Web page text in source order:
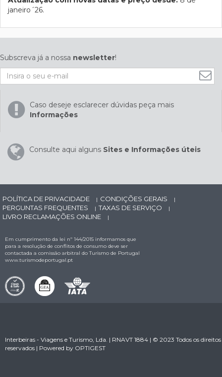
janeiro´26.
Subscreva já a nossa newsletter!
Caso deseje esclarecer dúvidas peça mais
Informações
Consulte aqui alguns Sites e Informações úteis
POLÍTICA DE PRIVACIDADE | CONDIÇÕES GERAIS |
PERGUNTAS FREQUENTES | TAXAS DE SERVIÇO |
LIVRO RECLAMAÇÕES ONLINE |
Em cumprimento da lei nº 144/2015 informamos que
para a resolução de conflitos de consumo deve ser
contactada a comissão arbitral do Turismo de Portugal
www.turismodeportugal.pt
Interbeiras - Viagens e Turismo, Lda. | RNAVT 1884 | © 2023 Todos os direitos
reservados | Powered by OPTIGEST